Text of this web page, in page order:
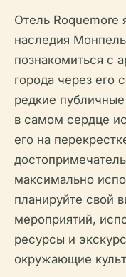
Отель Roquemore
наследия
познакомиться с
города через его
редкие
в самом сердце
его на
максимально
планируйте свой
мероприятий,
ресурсы и
окружающие